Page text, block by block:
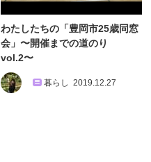
わたしたちの「豊岡市25歳同窓
会」〜開催までの道のり
vol.2〜
暮らし 2019.12.27